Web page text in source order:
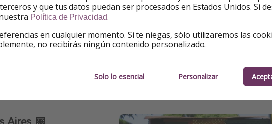
recomiendaal menos una semana.
Si además quieres ver algo de los
montañas, ¡dos semanas de estancia
Aires 📅
y que tus datos puedan ser procesados en Estados Unidos. Si
Política de Privacidad.
en cualquier momento. Si te niegas, sólo utilizaremos las
no recibirás ningún contenido personalizado.
Solo lo esencial Personalizar